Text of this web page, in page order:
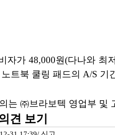
자가 48,000원(다나와 최
트북 쿨링 패드의 A/S
는 ㈜브라보텍 영업부 및
견 보기